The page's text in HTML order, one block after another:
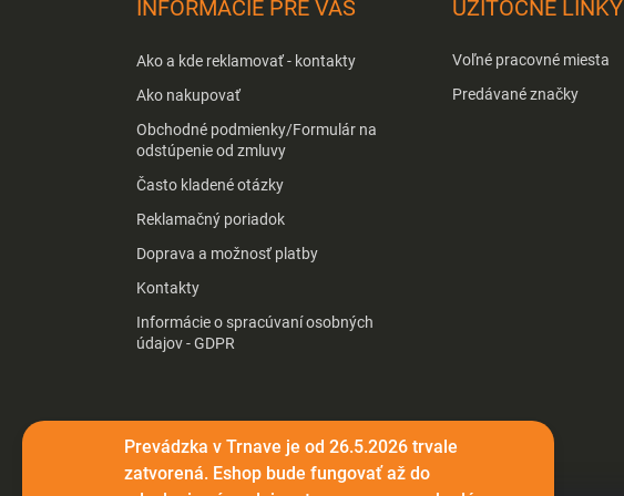
Prevádzka v Trnave je od 26.5.2026 trvale
zatvorená. Eshop bude fungovať až do
INFORMÁCIE PRE VÁS
Ako a kde reklamovať - kontakty
Ako nakupovať
Obchodné podmienky/Formulár na
odstúpenie od zmluvy
Často kladené otázky
Reklamačný poriadok
Doprava a možnosť platby
Kontakty
Informácie o spracúvaní osobných
údajov - GDPR
UŽITOČNÉ LINKY
Voľné pracovné miesta
Predávané značky